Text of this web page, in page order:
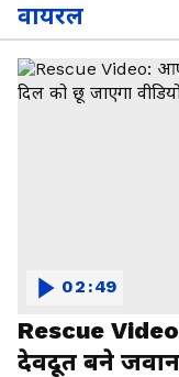
वायरल
Rescue
देवदूत बने
02:49